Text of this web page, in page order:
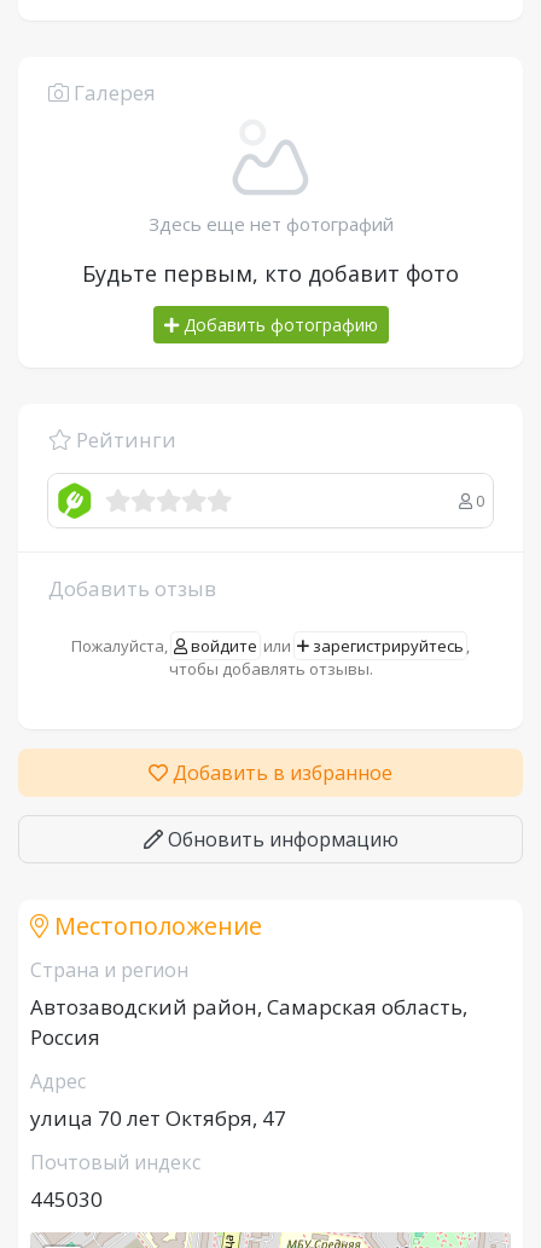
Галерея
Здесь еще нет фотографий
Будьте первым, кто добавит фото
Добавить фотографию
Рейтинги
0
Добавить отзыв
Пожалуйста, войдите или зарегистрируйтесь ,
чтобы добавлять отзывы.
Добавить в избранное
Обновить информацию
Местоположение
Страна и регион
Автозаводский район, Самарская область,
Россия
Адрес
улица 70 лет Октября, 47
Почтовый индекс
445030